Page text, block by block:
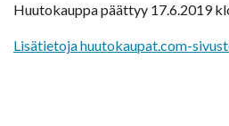
Huutokauppa päättyy 17.6.2019
Lisätietoja huutokaupat.com-